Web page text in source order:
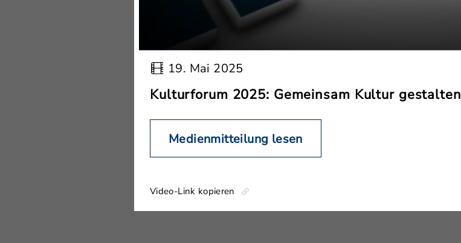
19. Mai 2025
Kulturforum 2025: Gemeinsam Kultur gestalten
Medienmitteilung lesen
Video-Link kopieren